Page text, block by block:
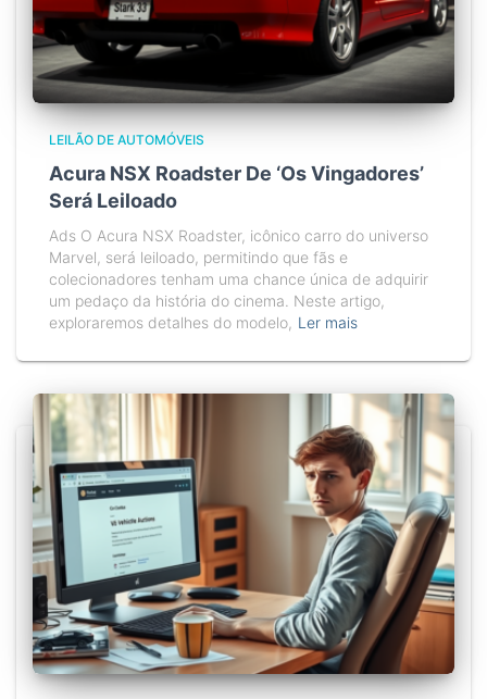
LEILÃO DE AUTOMÓVEIS
Acura NSX Roadster De ‘Os Vingadores’
Será Leiloado
Ads O Acura NSX Roadster, icônico carro do universo
Marvel, será leiloado, permitindo que fãs e
colecionadores tenham uma chance única de adquirir
um pedaço da história do cinema. Neste artigo,
exploraremos detalhes do modelo, Ler mais